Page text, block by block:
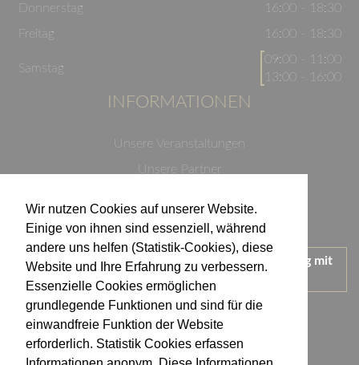
Wir nutzen Cookies auf unserer Website.
Einige von ihnen sind essenziell, während
andere uns helfen (Statistik-Cookies), diese
Website und Ihre Erfahrung zu verbessern.
Essenzielle Cookies ermöglichen
grundlegende Funktionen und sind für die
einwandfreie Funktion der Website
erforderlich. Statistik Cookies erfassen
Donnerstag
16:00 - 18:30
Freitag
16:00 - 18:30
Samstag
09:00 - 11:00
13:00 - 16:00
INFORMATIONEN
Unsere Veranstaltungen
Unsere Partner
Impressum
Wir treten für einen verantwortungsvollen Umgang mit
Alkohol ein.
KONTAKT
Weingut Kistenmacher & Hengerer